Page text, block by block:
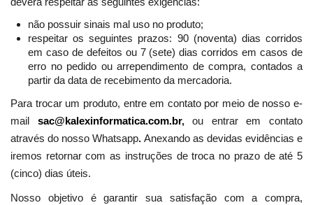
não possuir sinais mal uso no produto;
respeitar os seguintes prazos: 90 (noventa) dias corridos
em caso de defeitos ou 7 (sete) dias corridos em casos de
erro no pedido ou arrependimento de compra, contados a
partir da data de recebimento da mercadoria.
Para trocar um produto, entre em contato por meio de nosso e-
mail sac@kalexinformatica.com.br,ou entrar em contato
através do nosso Whatsapp. Anexando as devidas evidências e
iremos retornar com as instruções de troca no prazo de até 5
(cinco) dias úteis.
Nosso objetivo é garantir sua satisfação com a compra,